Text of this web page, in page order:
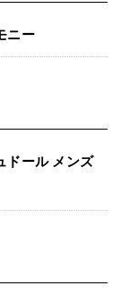
ニー
ドール メンズ